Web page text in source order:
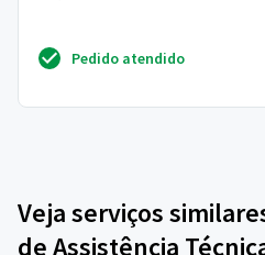
Pedido atendido
Veja serviços
de Assistência